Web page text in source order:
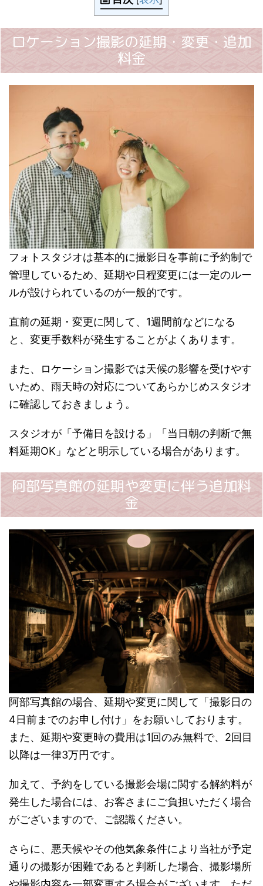
ロケーション撮影の延期・変更・追加
料金
フォトスタジオは基本的に撮影日を事前に予約制で
管理しているため、延期や日程変更には一定のルー
ルが設けられているのが一般的です。
直前の延期・変更に関して、1週間前などになる
と、変更手数料が発生することがよくあります。
また、ロケーション撮影では天候の影響を受けやす
いため、雨天時の対応についてあらかじめスタジオ
に確認しておきましょう。
スタジオが「予備日を設ける」「当日朝の判断で無
料延期OK」などと明示している場合があります。
阿部写真館の延期や変更に伴う追加料
金
阿部写真館の場合、延期や変更に関して「撮影日の
4日前までのお申し付け」をお願いしております。
また、延期や変更時の費用は1回のみ無料で、2回目
以降は一律3万円です。
加えて、予約をしている撮影会場に関する解約料が
発生した場合には、お客さまにご負担いただく場合
がございますので、ご認識ください。
さらに、悪天候やその他気象条件により当社が予定
通りの撮影が困難であると判断した場合、撮影場所